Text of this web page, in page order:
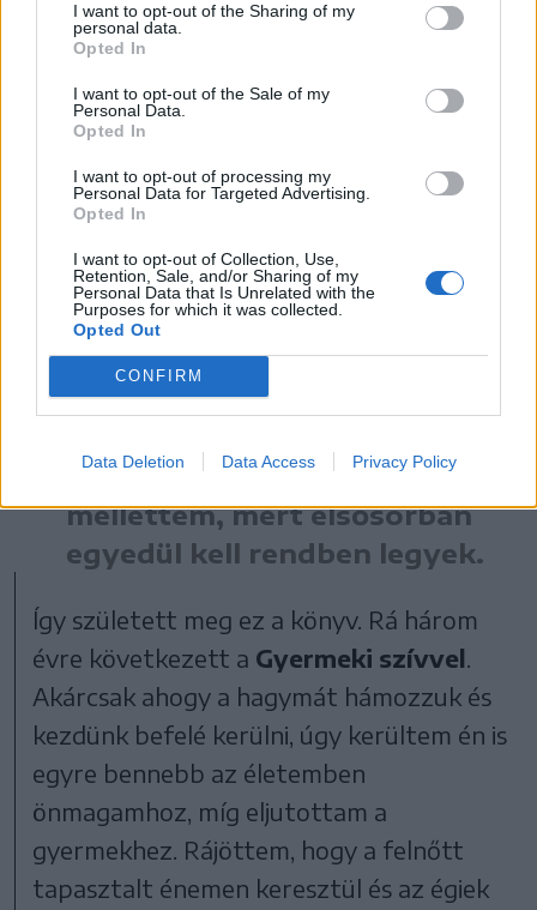
I want to opt-out of the Sharing of my
personal data.
Opted In
I want to opt-out of the Sale of my
Personal Data.
Opted In
I want to opt-out of processing my
Personal Data for Targeted Advertising.
Opted In
I want to opt-out of Collection, Use,
Retention, Sale, and/or Sharing of my
Personal Data that Is Unrelated with the
Purposes for which it was collected.
Opted Out
CONFIRM
Data Deletion Data Access Privacy Policy
Férfi a nőben
, ami azzal szembesített,
tudok helyt állni. Rájöttem, hogy nem
tudok, mert én nő vagyok, akárhogy
akarok apát játszani. Ebben a könyvben
kiírtam azt, hogy
miként tudnék egyensúlyba
hogy bárki is legyen
mellettem, mert elsősorban
egyedül kell rendben legyek.
Így született meg ez a könyv. Rá három
évre következett a Gyermeki szívvel.
Akárcsak ahogy a hagymát hámozzuk és
kezdünk befelé kerülni, úgy kerültem én is
egyre bennebb az életemben
önmagamhoz, míg eljutottam a
gyermekhez. Rájöttem, hogy a felnőtt
tapasztalt énemen keresztül és az égiek